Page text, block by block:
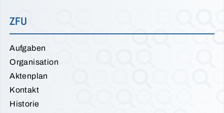
ZFU
Aufgaben
Organisation
Aktenplan
Kontakt
Historie